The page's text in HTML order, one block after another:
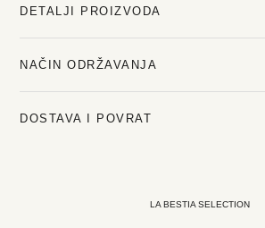
DETALJI PROIZVODA
NAČIN ODRŽAVANJA
DOSTAVA I POVRAT
LA BESTIA SELECTION